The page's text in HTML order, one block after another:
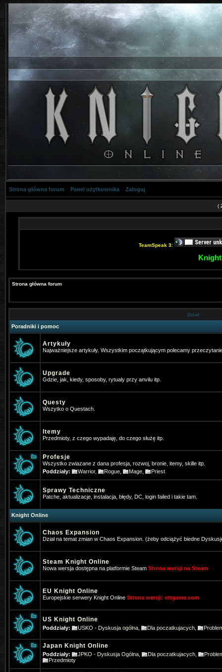
Strona główna forum Panel użytkownika Zaloguj
(
TeamSpeak 3:
Strona główna forum
Dział
Poradniki i pomoc
Artykuły
Najważniejsze artykuły. Wszystkim początkującym polecamy
Upgrade
Gdzie, jak, kiedy, sposoby, rytualy przy anvilu itp.
Questy
Wszytko o Questach.
Itemy
Przedmioty, z czego wypadaję, do czego służę itp.
Profesje
Wszystko zwiazane z dana profesja, rozwoj, bronie, itemy, skille itp.
Poddziały:
Warrior, Rogue Mage Priest
Sprawy Techniczne
Patche, aktualizacje, instalacja, błędy, DC, login failed i takie tam.
Knight Online
Chaos Expansion
Dział na temat zmian w Chaos Expansion. (żeby odciążyć biedne
Steam Knight Online
Nowa wersja dostępna na platformie Steam Strona wersji na Steam
EU Knight Online
Europejskie serwery Knight Online Strona wersji: nttgame.com
US Knight Online
Poddziały: USKO - Dyskusja ogólna Dla poczatkujacych
Japan Knight Online
Poddziały: JPKO - Dyskusja Ogólna Dla poczatkujacych
Przedmioty
*Hangman
Gra ktoś w Nową online na
Pogo- 2025-01-31 17:31:27
Też jestem pos wrażeniem, że